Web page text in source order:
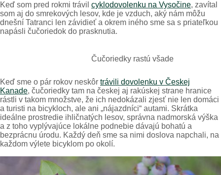
Keď som pred rokmi trávil cyklodovolenku na Vysočine, zavítal
som aj do smrekových lesov, kde je vzduch, aký nám môžu
dnešní Tatranci len závidieť a okrem iného sme sa s priateľkou
napásli čučoriedok do prasknutia.
Čučoriedky rastú všade
Keď sme o pár rokov neskôr trávili dovolenku v Českej
Kanade, čučoriedky tam na českej aj rakúskej strane hranice
rástli v takom množstve, že ich nedokázali zjesť nie len domáci
a turisti na bicykloch, ale ani „nájazdníci“ autami. Skrátka
ideálne prostredie ihličnatých lesov, správna nadmorská výška
a z toho vyplývajúce lokálne podnebie dávajú bohatú a
bezprácnu úrodu. Každý deň sme sa nimi doslova napchali, na
každom výlete bicyklom po okolí.